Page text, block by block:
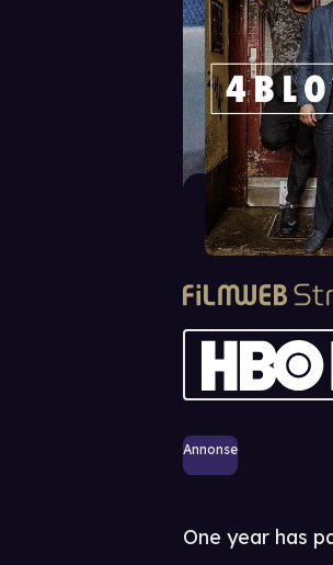
Annonse
One year has